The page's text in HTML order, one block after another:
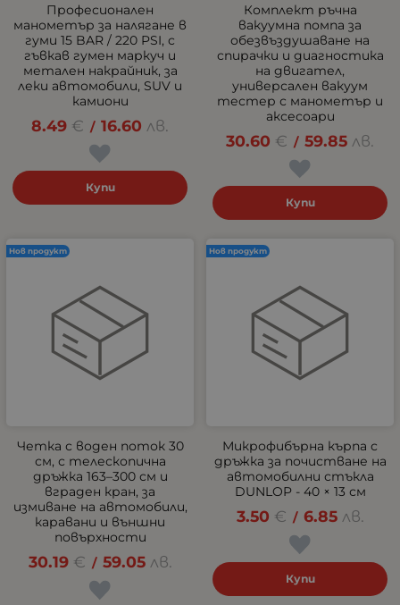
Професионален
манометър за налягане в
гуми 15 BAR / 220 PSI, с
гъвкав гумен маркуч и
метален накрайник, за
леки автомобили, SUV и
камиони
8.49 € / 16.60 лв.
Купи
Комплект ръчна
вакуумна помпа за
обезвъздушаване на
спирачки и диагностика
на двигател,
универсален вакуум
тестер с манометър и
аксесоари
30.60 € / 59.85 лв.
Купи
Четка с воден поток 30
см, с телескопична
дръжка 163–300 см и
вграден кран, за
измиване на автомобили,
каравани и външни
повърхности
30.19 € / 59.05 лв.
Нов продукт
Микрофибърна кърпа с
дръжка за почистване на
автомобилни стъкла
DUNLOP - 40 × 13 см
3.50 € / 6.85 лв.
Купи
Нов продукт